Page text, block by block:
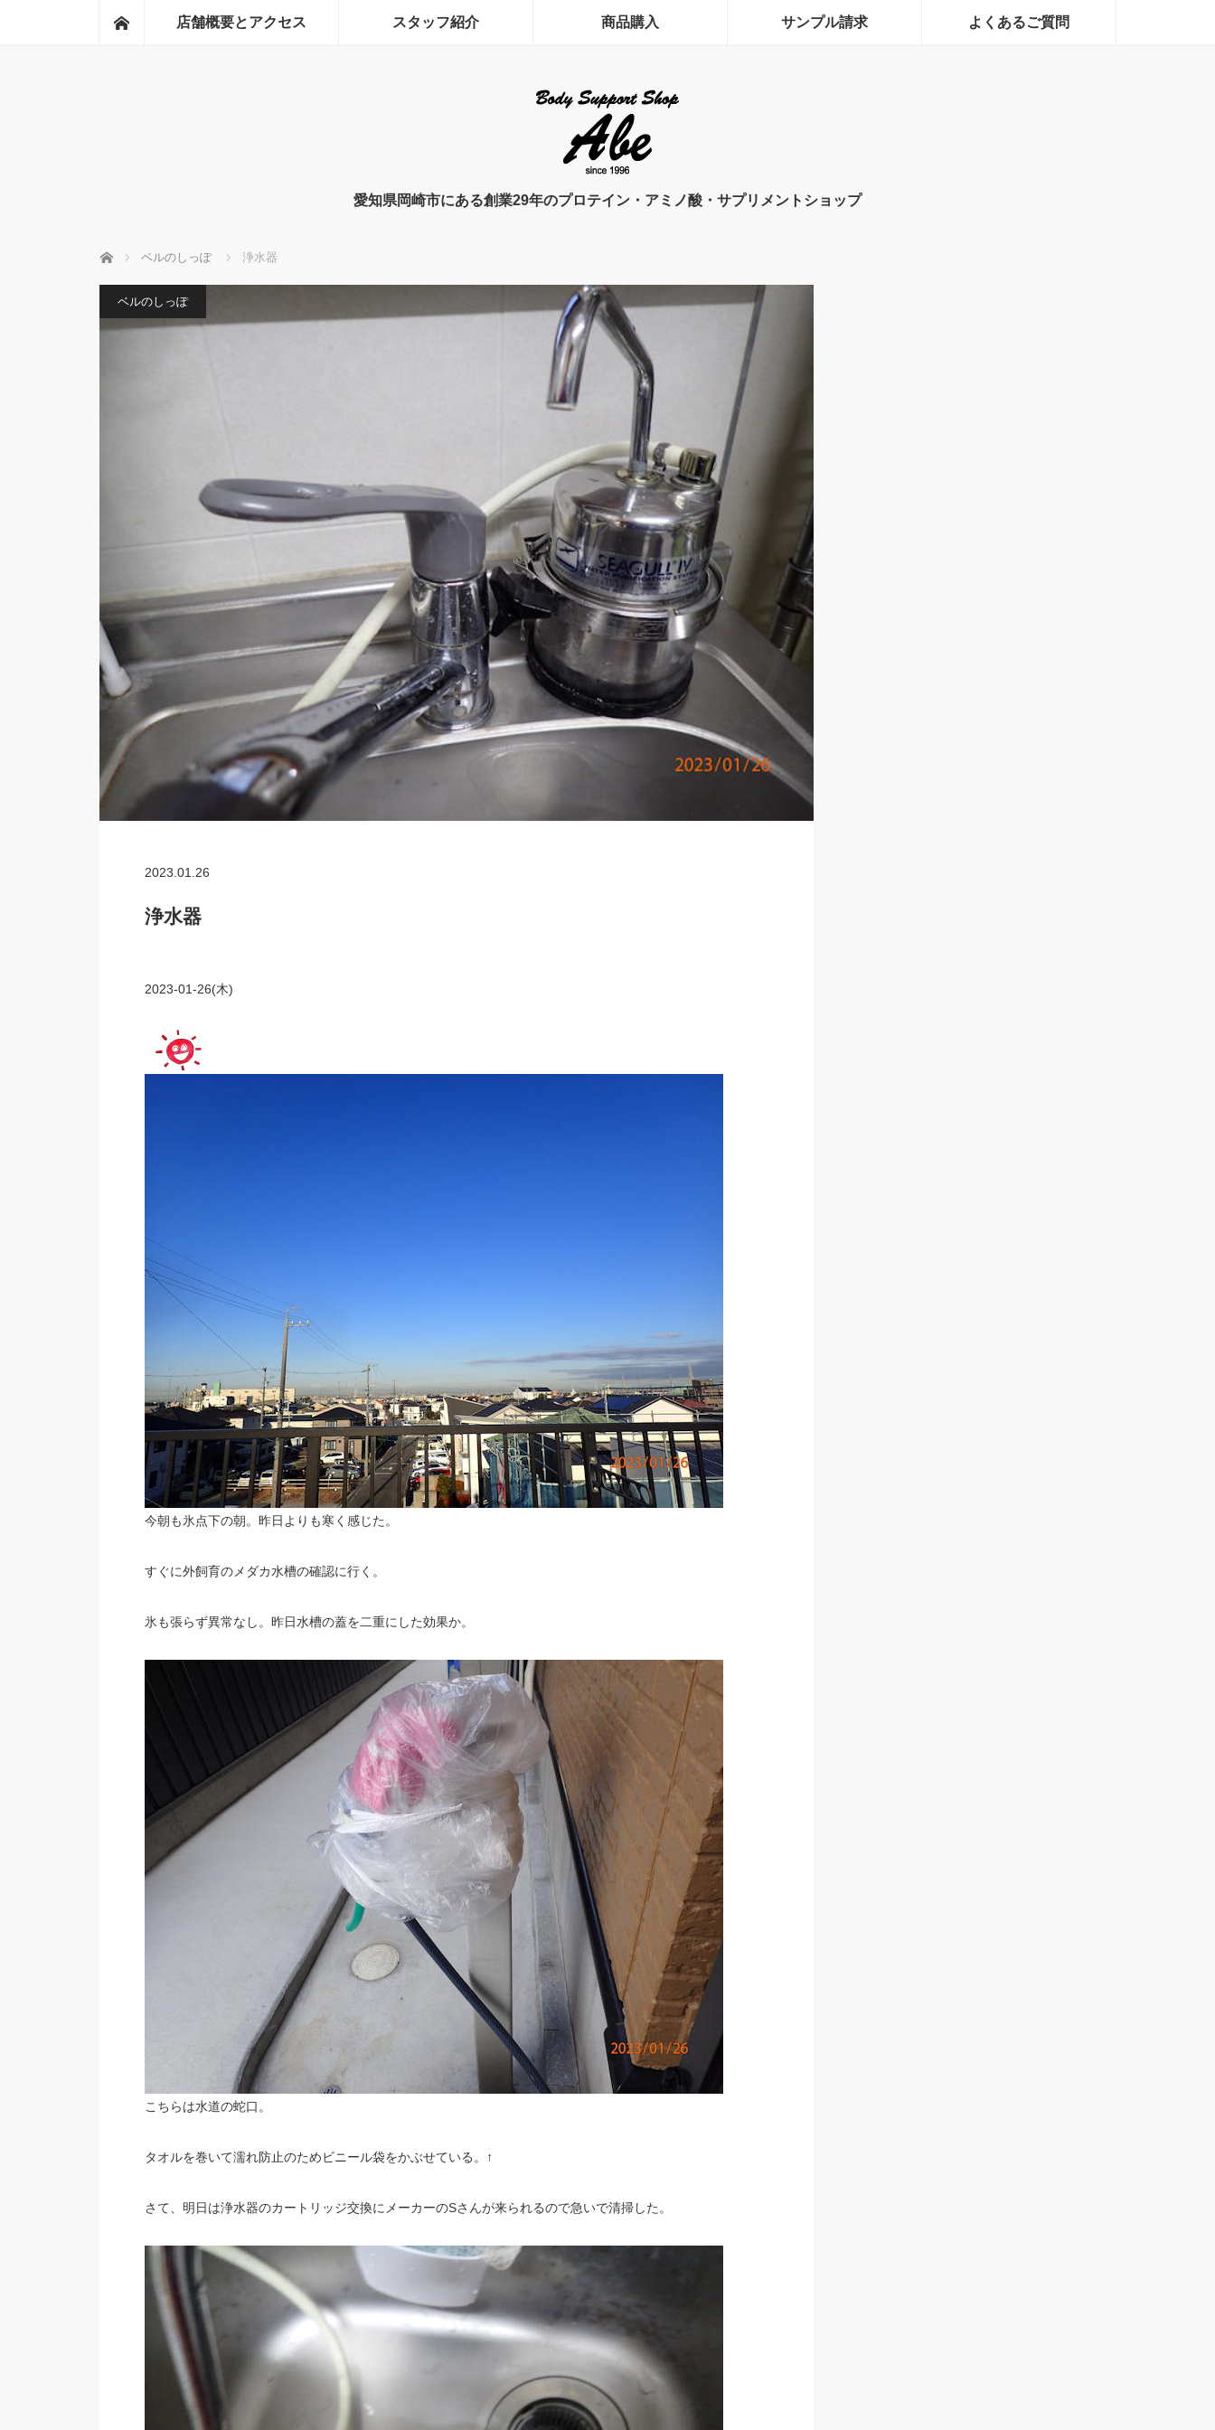
ホーム店舗概要とアクセス スタッフ紹介 商品購入 サンプル請求 よくあるご質問
愛知県岡崎市にある創業29年のプロテイン・アミノ酸・サプリメントショップ
ホーム ベルのしっぽ 浄水器
ベルのしっぽ
2023.01.26
浄水器
2023-01-26(木)
今朝も氷点下の朝。昨日よりも寒く感じた。
すぐに外飼育のメダカ水槽の確認に行く。
氷も張らず異常なし。昨日水槽の蓋を二重にした効果か。
こちらは水道の蛇口。
タオルを巻いて濡れ防止のためビニール袋をかぶせている。↑
さて、明日は浄水器のカートリッジ交換にメーカーのSさんが来られるので急いで清掃した。